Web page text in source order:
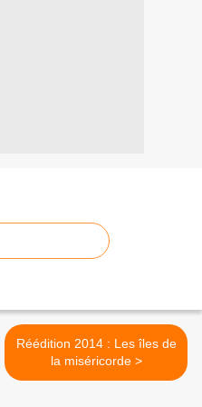
Réédition 2014 : Les îles de
la miséricorde >